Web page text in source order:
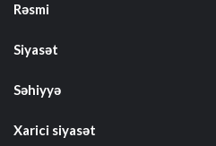
Rəsmi
Siyasət
Səhiyyə
Xarici siyasət